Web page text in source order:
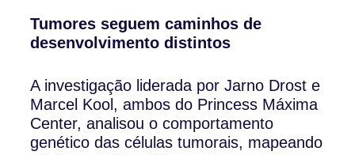
Tumores seguem caminhos de
desenvolvimento distintos
A investigação liderada por Jarno Drost e
Marcel Kool, ambos do Princess Máxima
Center, analisou o comportamento
genético das células tumorais, mapeando